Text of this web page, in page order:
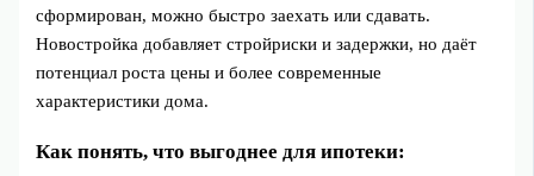
сформирован, можно быстро заехать или сдавать.
Новостройка добавляет стройриски и задержки, но даёт
потенциал роста цены и более современные
характеристики дома.
Как понять, что выгоднее для ипотеки: